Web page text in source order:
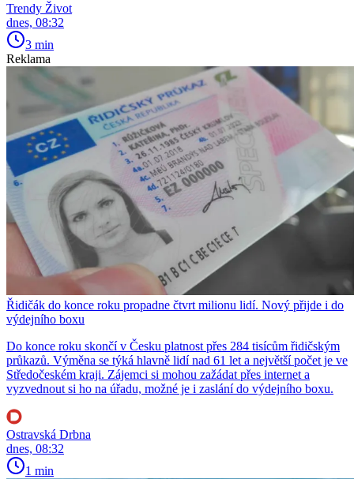
Trendy Život
dnes, 08:32
3 min
Reklama
Řidičák do konce roku propadne čtvrt milionu lidí. Nový přijde i do
výdejního boxu
Do konce roku skončí v Česku platnost přes 284 tisícům řidičským
průkazů. Výměna se týká hlavně lidí nad 61 let a největší počet je ve
Středočeském kraji. Zájemci si mohou zažádat přes internet a
vyzvednout si ho na úřadu, možné je i zaslání do výdejního boxu.
Ostravská Drbna
dnes, 08:32
1 min